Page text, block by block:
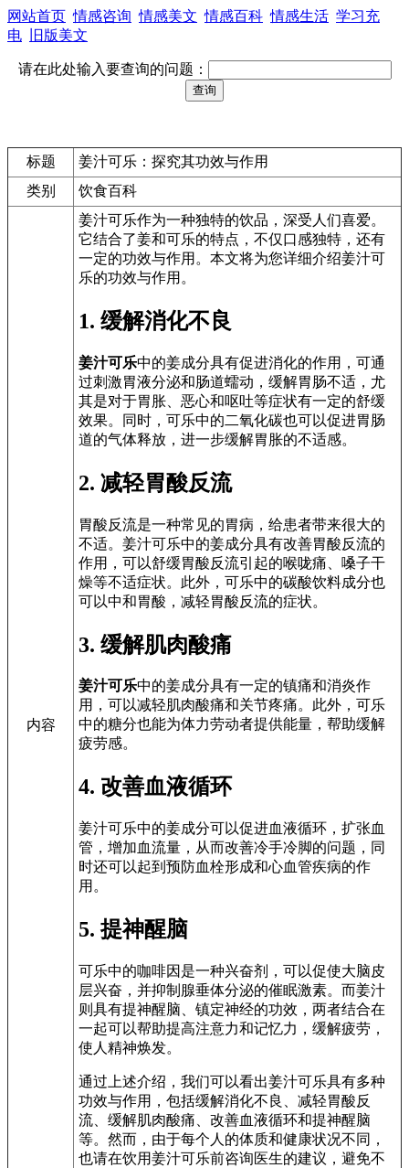
网站首页 情感咨询 情感美文 情感百科 情感生活 学习充
电
旧版美文
请在此处输入要查询的问题：
标题
姜汁可乐：探究其功效与作用
类别
饮食百科
内容
姜汁可乐作为一种独特的饮品，深受人们喜爱。
它结合了姜和可乐的特点，不仅口感独特，还有
一定的功效与作用。本文将为您详细介绍姜汁可
乐的功效与作用。
1. 缓解消化不良
姜汁可乐中的姜成分具有促进消化的作用，可通
过刺激胃液分泌和肠道蠕动，缓解胃肠不适，尤
其是对于胃胀、恶心和呕吐等症状有一定的舒缓
效果。同时，可乐中的二氧化碳也可以促进胃肠
道的气体释放，进一步缓解胃胀的不适感。
2. 减轻胃酸反流
胃酸反流是一种常见的胃病，给患者带来很大的
不适。姜汁可乐中的姜成分具有改善胃酸反流的
作用，可以舒缓胃酸反流引起的喉咙痛、嗓子干
燥等不适症状。此外，可乐中的碳酸饮料成分也
可以中和胃酸，减轻胃酸反流的症状。
3. 缓解肌肉酸痛
姜汁可乐中的姜成分具有一定的镇痛和消炎作
用，可以减轻肌肉酸痛和关节疼痛。此外，可乐
中的糖分也能为体力劳动者提供能量，帮助缓解
疲劳感。
4. 改善血液循环
姜汁可乐中的姜成分可以促进血液循环，扩张血
管，增加血流量，从而改善冷手冷脚的问题，同
时还可以起到预防血栓形成和心血管疾病的作
用。
5. 提神醒脑
可乐中的咖啡因是一种兴奋剂，可以促使大脑皮
层兴奋，并抑制腺垂体分泌的催眠激素。而姜汁
则具有提神醒脑、镇定神经的功效，两者结合在
一起可以帮助提高注意力和记忆力，缓解疲劳，
使人精神焕发。
通过上述介绍，我们可以看出姜汁可乐具有多种
功效与作用，包括缓解消化不良、减轻胃酸反
流、缓解肌肉酸痛、改善血液循环和提神醒脑
等。然而，由于每个人的体质和健康状况不同，
也请在饮用姜汁可乐前咨询医生的建议，避免不